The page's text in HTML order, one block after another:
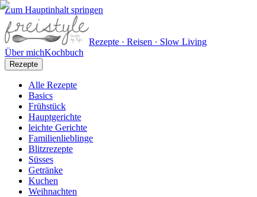
Zum Hauptinhalt springen
Rezepte · Reisen · Slow Living
Über michKochbuch
Rezepte
Alle Rezepte
Basics
Frühstück
Hauptgerichte
leichte Gerichte
Familienlieblinge
Blitzrezepte
Süsses
Getränke
Kuchen
Weihnachten